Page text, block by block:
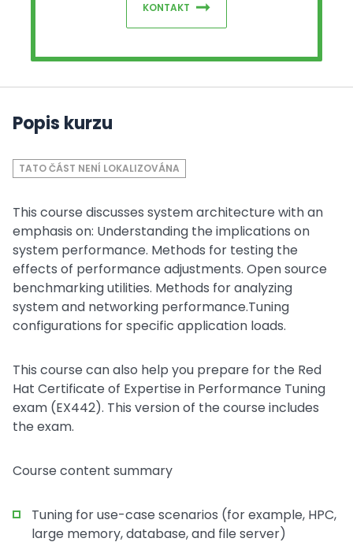
KONTAKT
Popis kurzu
TATO ČÁST NENÍ LOKALIZOVÁNA
This course discusses system architecture with an
emphasis on: Understanding the implications on
system performance. Methods for testing the
effects of performance adjustments. Open source
benchmarking utilities. Methods for analyzing
system and networking performance.Tuning
configurations for specific application loads.
This course can also help you prepare for the Red
Hat Certificate of Expertise in Performance Tuning
exam (EX442). This version of the course includes
the exam.
Course content summary
Tuning for use-case scenarios (for example, HPC,
large memory, database, and file server)